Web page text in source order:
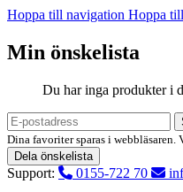
Hoppa till navigation Hoppa
Min önskelista
Du har inga produkter i
Dina favoriter sparas i
Dela önskelista
Support: 0155-722 70